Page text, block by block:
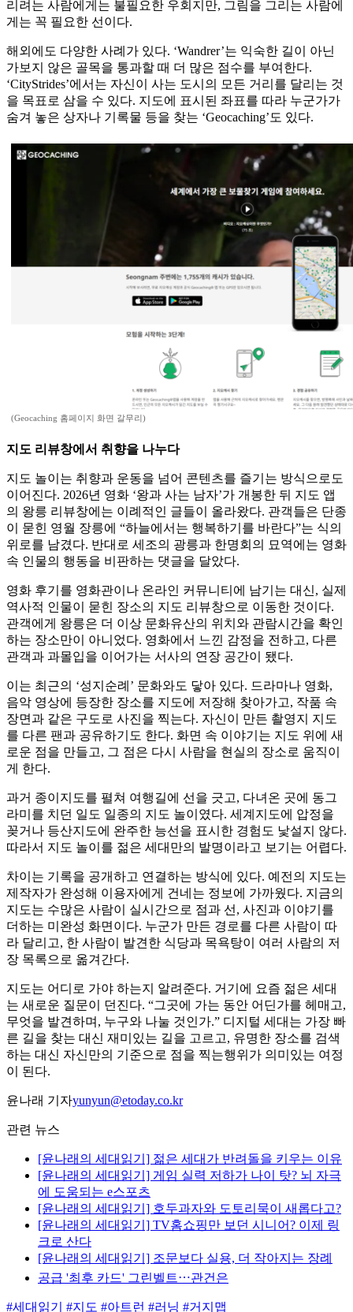
리려는 사람에게는 불필요한 우회지만, 그림을 그리는 사람에
게는 꼭 필요한 선이다.
해외에도 다양한 사례가 있다. ‘Wandrer’는 익숙한 길이 아닌
가보지 않은 골목을 통과할 때 더 많은 점수를 부여한다.
‘CityStrides’에서는 자신이 사는 도시의 모든 거리를 달리는 것
을 목표로 삼을 수 있다. 지도에 표시된 좌표를 따라 누군가가
숨겨 놓은 상자나 기록물 등을 찾는 ‘Geocaching’도 있다.
(Geocaching 홈페이지 화면 갈무리)
지도 리뷰창에서 취향을 나누다
지도 놀이는 취향과 운동을 넘어 콘텐츠를 즐기는 방식으로도
이어진다. 2026년 영화 ‘왕과 사는 남자’가 개봉한 뒤 지도 앱
의 왕릉 리뷰창에는 이례적인 글들이 올라왔다. 관객들은 단종
이 묻힌 영월 장릉에 “하늘에서는 행복하기를 바란다”는 식의
위로를 남겼다. 반대로 세조의 광릉과 한명회의 묘역에는 영화
속 인물의 행동을 비판하는 댓글을 달았다.
영화 후기를 영화관이나 온라인 커뮤니티에 남기는 대신, 실제
역사적 인물이 묻힌 장소의 지도 리뷰창으로 이동한 것이다.
관객에게 왕릉은 더 이상 문화유산의 위치와 관람시간을 확인
하는 장소만이 아니었다. 영화에서 느낀 감정을 전하고, 다른
관객과 과몰입을 이어가는 서사의 연장 공간이 됐다.
이는 최근의 ‘성지순례’ 문화와도 닿아 있다. 드라마나 영화,
음악 영상에 등장한 장소를 지도에 저장해 찾아가고, 작품 속
장면과 같은 구도로 사진을 찍는다. 자신이 만든 촬영지 지도
를 다른 팬과 공유하기도 한다. 화면 속 이야기는 지도 위에 새
로운 점을 만들고, 그 점은 다시 사람을 현실의 장소로 움직이
게 한다.
과거 종이지도를 펼쳐 여행길에 선을 긋고, 다녀온 곳에 동그
라미를 치던 일도 일종의 지도 놀이였다. 세계지도에 압정을
꽂거나 등산지도에 완주한 능선을 표시한 경험도 낯설지 않다.
따라서 지도 놀이를 젊은 세대만의 발명이라고 보기는 어렵다.
차이는 기록을 공개하고 연결하는 방식에 있다. 예전의 지도는
제작자가 완성해 이용자에게 건네는 정보에 가까웠다. 지금의
지도는 수많은 사람이 실시간으로 점과 선, 사진과 이야기를
더하는 미완성 화면이다. 누군가 만든 경로를 다른 사람이 따
라 달리고, 한 사람이 발견한 식당과 목욕탕이 여러 사람의 저
장 목록으로 옮겨간다.
지도는 어디로 가야 하는지 알려준다. 거기에 요즘 젊은 세대
는 새로운 질문이 던진다. “그곳에 가는 동안 어딘가를 헤매고,
무엇을 발견하며, 누구와 나눌 것인가.” 디지털 세대는 가장 빠
른 길을 찾는 대신 재미있는 길을 고르고, 유명한 장소를 검색
하는 대신 자신만의 기준으로 점을 찍는행위가 의미있는 여정
이 된다.
윤나래 기자yunyun@etoday.co.kr
관련 뉴스
[윤나래의 세대읽기] 젊은 세대가 반려돌을 키우는 이유
[윤나래의 세대읽기] 게임 실력 저하가 나이 탓? 뇌 자극
에 도움되는 e스포츠
[윤나래의 세대읽기] 호두과자와 도토리묵이 새롭다고?
[윤나래의 세대읽기] TV홈쇼핑만 보던 시니어? 이제 링
크로 산다
[윤나래의 세대읽기] 조문보다 실용, 더 작아지는 장례
공급 '최후 카드' 그린벨트⋯관건은
#세대읽기 #지도 #아트런 #러닝 #거지맵